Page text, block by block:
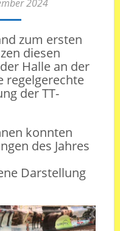
2024
zum ersten
diesen
Halle an der
regelgerechte
der TT-
konnten
des Jahres
Darstellung